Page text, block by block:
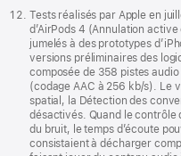
Tests réalisés par Apple en
d’AirPods 4 (Annulation
jumelés à des prototypes
versions préliminaires des
composée de 358 pistes
(codage AAC à 256 kb/s). Le
spatial, la Détection des
désactivés. Quand le
du bruit, le temps d’écoute
consistaient à décharger